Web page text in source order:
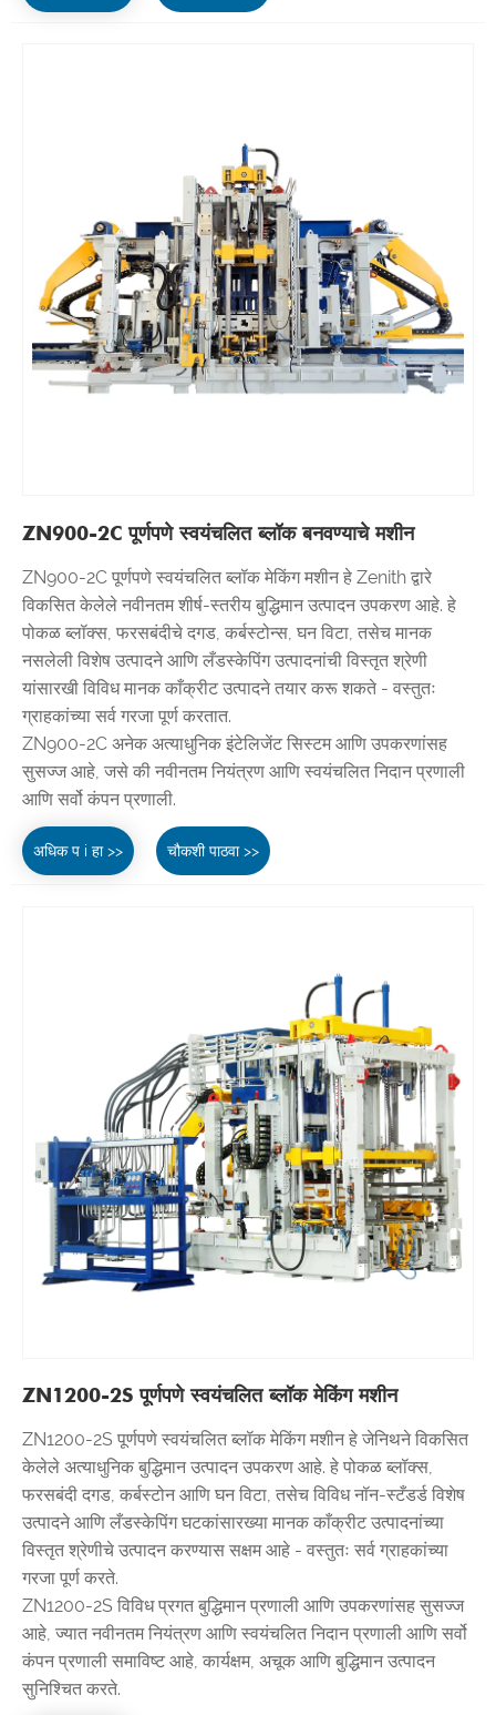
ZN900-2C पूर्णपणे स्वयंचलित ब्लॉक बनवण्याचे मशीन
ZN900-2C पूर्णपणे स्वयंचलित ब्लॉक मेकिंग मशीन हे Zenith द्वारे
विकसित केलेले नवीनतम शीर्ष-स्तरीय बुद्धिमान उत्पादन उपकरण आहे. हे
पोकळ ब्लॉक्स, फरसबंदीचे दगड, कर्बस्टोन्स, घन विटा, तसेच मानक
नसलेली विशेष उत्पादने आणि लँडस्केपिंग उत्पादनांची विस्तृत श्रेणी
यांसारखी विविध मानक काँक्रीट उत्पादने तयार करू शकते - वस्तुतः
ग्राहकांच्या सर्व गरजा पूर्ण करतात.
ZN900-2C अनेक अत्याधुनिक इंटेलिजेंट सिस्टम आणि उपकरणांसह
सुसज्ज आहे, जसे की नवीनतम नियंत्रण आणि स्वयंचलित निदान प्रणाली
आणि सर्वो कंपन प्रणाली.
अधिक प i हा >> चौकशी पाठवा >>
ZN1200-2S पूर्णपणे स्वयंचलित ब्लॉक मेकिंग मशीन
ZN1200-2S पूर्णपणे स्वयंचलित ब्लॉक मेकिंग मशीन हे जेनिथने विकसित
केलेले अत्याधुनिक बुद्धिमान उत्पादन उपकरण आहे. हे पोकळ ब्लॉक्स,
फरसबंदी दगड, कर्बस्टोन आणि घन विटा, तसेच विविध नॉन-स्टँडर्ड विशेष
उत्पादने आणि लँडस्केपिंग घटकांसारख्या मानक काँक्रीट उत्पादनांच्या
विस्तृत श्रेणीचे उत्पादन करण्यास सक्षम आहे - वस्तुतः सर्व ग्राहकांच्या
गरजा पूर्ण करते.
ZN1200-2S विविध प्रगत बुद्धिमान प्रणाली आणि उपकरणांसह सुसज्ज
आहे, ज्यात नवीनतम नियंत्रण आणि स्वयंचलित निदान प्रणाली आणि सर्वो
कंपन प्रणाली समाविष्ट आहे, कार्यक्षम, अचूक आणि बुद्धिमान उत्पादन
सुनिश्चित करते.